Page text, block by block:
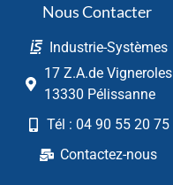
Nous Contacter
Industrie-Systèmes
17 Z.A.de Vigneroles
13330 Pélissanne
Tél : 04 90 55 20 75
Contactez-nous